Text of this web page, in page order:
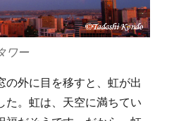
ワー
の外に目を移すと、虹が出
た。虹は、天空に満ちてい